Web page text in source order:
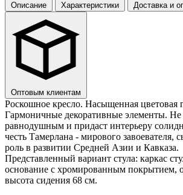
Описание Характеристики Доставка и
Оптовым клиентам
Роскошное кресло. Насыщенная цветовая
Гармоничные декоративные элементы. Не
равнодушным и придаст интерьеру
честь Тамерлана - мирового завоевателя,
роль в развитии Средней Азии и Кавказа.
Представленный вариант стула: каркас
основание с хромированным покрытием,
высота сидения 68 см.